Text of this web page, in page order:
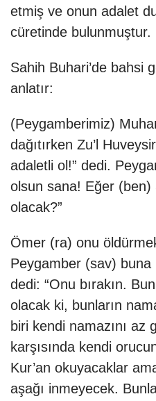
etmiş ve onun adalet
cüretinde bulunmuştur.
Sahih Buhari’de bahsi
anlatır:
(Peygamberimiz)
dağıtırken Zu’l
adaletli ol!” dedi.
olsun sana! Eğer
olacak?”
Ömer (ra) onu
Peygamber (sav)
dedi: “Onu bırakın.
olacak ki, bunların
biri kendi namazını az
karşısında kendi
Kur’an okuyacaklar
aşağı inmeyecek.